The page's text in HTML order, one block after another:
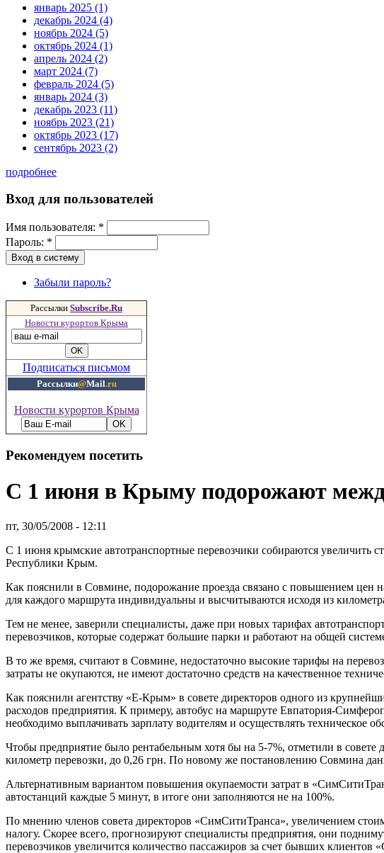
январь 2025 (1)
декабрь 2024 (4)
ноябрь 2024 (5)
октябрь 2024 (1)
апрель 2024 (2)
март 2024 (7)
февраль 2024 (5)
январь 2024 (3)
декабрь 2023 (11)
ноябрь 2023 (21)
октябрь 2023 (17)
сентябрь 2023 (2)
подробнее
Вход для пользователей
Имя пользователя: *
Пароль: *
Забыли пароль?
Рассылки Subscribe.Ru
Новости курортов Крыма
Подписаться письмом
Рассылки@Mail.ru
Новости курортов Крыма
Рекомендуем посетить
С 1 июня в Крыму подорожают
пт, 30/05/2008 - 12:11
С 1 июня крымские автотранспортные перевозчики собираются
Республики Крым.
Как пояснили в Совмине, подорожание проезда связано с повышением цен
для каждого маршрута индивидуальны и высчитываются исходя из
Тем не менее, заверили специалисты, даже при новых тарифах
перевозчиков, которые содержат большие парки и работают на общей
В то же время, считают в Совмине, недостаточно высокие тарифы на
затраты не окупаются, не имеют достаточно средств на качественное
Как пояснили агентству «Е-Крым» в совете директоров одного из
расходов предприятия. К примеру, автобус на маршруте Евпатория-
необходимо выплачивать зарплату водителям и осуществлять техническое
Чтобы предприятие было рентабельным хотя бы на 5-7%, отметили в совете
километр перевозки, до 0,26 грн. По новому же постановлению Совмина
Альтернативным вариантом повышения окупаемости затрат в
автостанций каждые 5 минут, в итоге они заполняются не на 100%.
По мнению членов совета директоров «СимСитиТранса», увеличением
налогу. Скорее всего, прогнозируют специалисты предприятия, они
перевозчиков увеличится количество пассажиров за счет бывших клиентов